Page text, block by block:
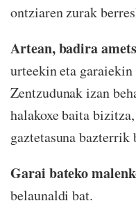
ontziaren zurak
Artean, badira
urteekin eta garaiekin
Zentzudunak izan
halakoxe baita bizitza,
gaztetasuna bazterrik
Garai bateko
belaunaldi bat.